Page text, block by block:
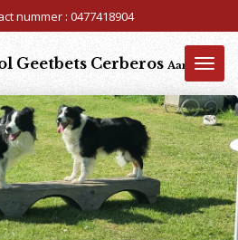
Geetbets Cerberos
nummer : 0477418904